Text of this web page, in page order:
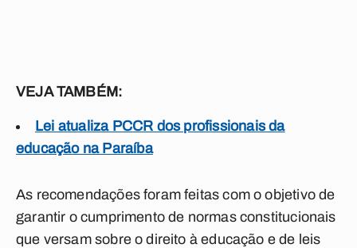
VEJA TAMBÉM:
Lei atualiza PCCR dos profissionais da
educação na Paraíba
As recomendações foram feitas com o objetivo de
garantir o cumprimento de normas constitucionais
que versam sobre o direito à educação e de leis